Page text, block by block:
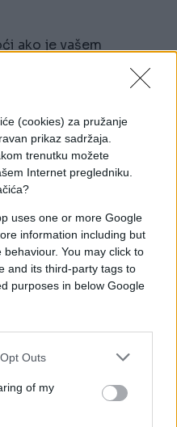
(cookies) za pružanje
prikaz sadržaja.
trenutku možete
Internet pregledniku.
uses one or more Google
information including but
You may click to
and its third-party tags to
purposes in below Google
Outs
of my
ako je vašem
i proizvodnju
koji jedu bananu
ručka
iz banane potiče rad
supstancu "Tumor
da se bori protiv
tačkice po sebi.
stanica koje razvijaju